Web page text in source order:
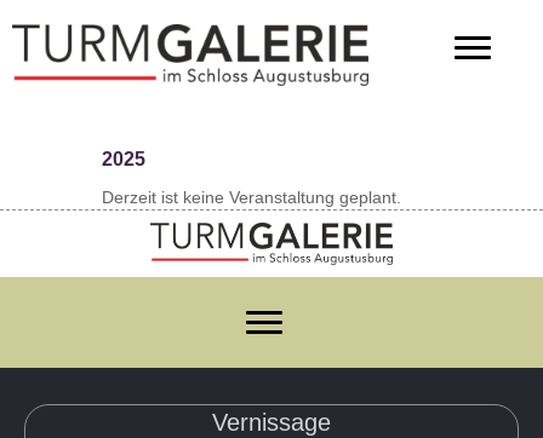
2025
Derzeit ist keine Veranstaltung geplant.
Vernissage